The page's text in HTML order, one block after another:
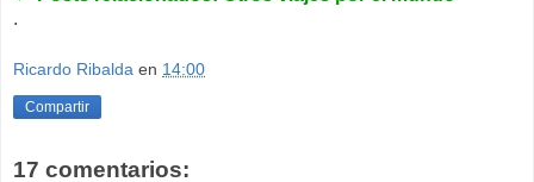
.
Ricardo Ribalda en 14:00
Compartir
17 comentarios: